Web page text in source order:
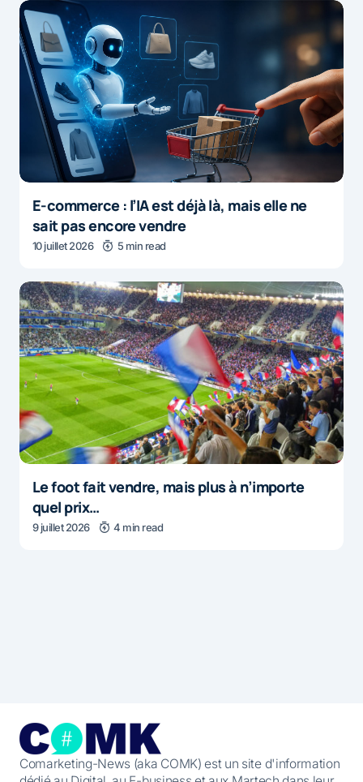
E-commerce : l’IA est déjà là, mais elle ne
sait pas encore vendre
10 juillet 2026 5 min read
Le foot fait vendre, mais plus à n’importe
quel prix…
9 juillet 2026 4 min read
Comarketing-News (aka COMK) est un site d'information